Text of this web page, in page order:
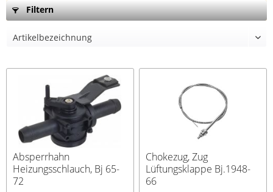
Filtern
Absperrhahn
Heizungsschlauch, Bj 65-
72
Chokezug, Zug
Lüftungsklappe Bj.1948-
66